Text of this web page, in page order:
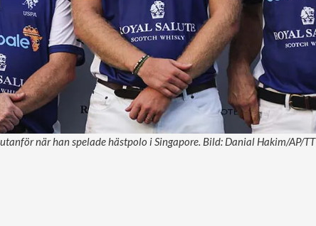
när han spelade hästpolo i Singapore. Bild: Danial Hakim/AP/TT